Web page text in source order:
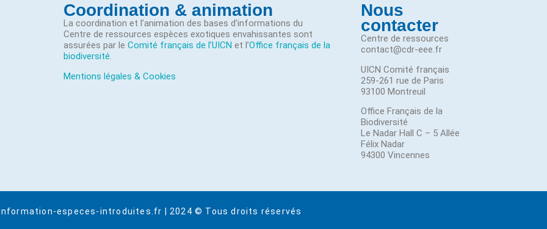
Coordination & animation
La coordination et l’animation des bases d’informations du
Centre de ressources espèces exotiques envahissantes sont
assurées par le Comité français de l’UICN et l’Office français de la
biodiversité.
Mentions légales & Cookies
Nous
contacter
Centre de ressources
contact@cdr-eee.fr
UICN Comité français
259-261 rue de Paris
93100 Montreuil
Office Français de la
Biodiversité
Le Nadar Hall C – 5 Allée
Félix Nadar
94300 Vincennes
especes-introduites.fr | 2024 © Tous droits réservés